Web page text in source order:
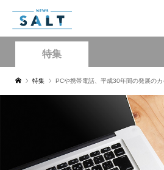
特集
特集 PCや携帯電話、平成30年間の発展の